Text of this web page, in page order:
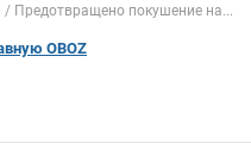
Предотвращено покушение на...
OBOZ